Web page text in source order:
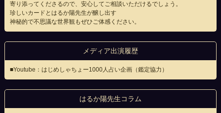
寄り添ってくださるので、安心してご相談いただけるでしょう。
珍しいカードとはるか陽先生が醸し出す
神秘的で不思議な世界観もぜひご体感ください。
メディア出演履歴
■Youtube：はじめしゃちょー1000人占い企画（鑑定協力）
はるか陽先生コラム